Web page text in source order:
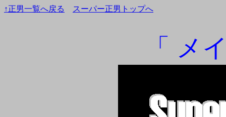
↑正男一覧へ戻る スーパー正男トップへ
「 メ